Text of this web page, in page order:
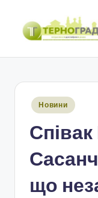
Перейти
Опубліковано
Новини
що